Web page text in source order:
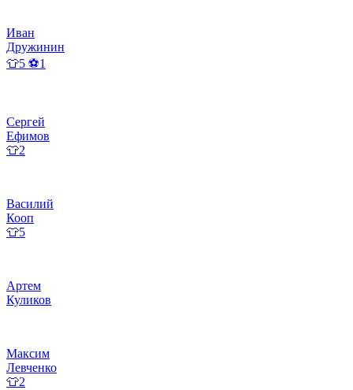
Иван
Дружинин
👕5 ⚽1
Сергей
Ефимов
👕2
Василий
Кооп
👕5
Артем
Куликов
Максим
Левченко
👕2